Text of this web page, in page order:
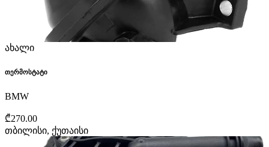
ახალი
თერმოსტატი
BMW
₾270.00
თბილისი, ქუთაისი